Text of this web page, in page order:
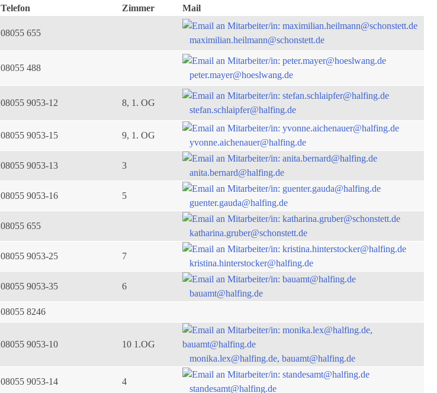
Telefon Zimmer
Mail
08055 655
maximilian.heilmann@schonstett.de
08055 488
peter.mayer@hoeslwang.de
08055 9053-12 8, 1. OG
stefan.schlaipfer@halfing.de
08055 9053-15 9, 1. OG
yvonne.aichenauer@halfing.de
08055 9053-13 3
anita.bernard@halfing.de
08055 9053-16 5
guenter.gauda@halfing.de
08055 655
katharina.gruber@schonstett.de
08055 9053-25 7
kristina.hinterstocker@halfing.de
08055 9053-35 6
bauamt@halfing.de
08055 8246
08055 9053-10
10 1.OG
monika.lex@halfing.de, bauamt@halfing.de
08055 9053-14 4
standesamt@halfing.de